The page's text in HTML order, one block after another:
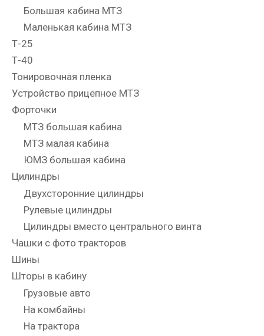
Большая кабина МТЗ
Маленькая кабина МТЗ
Т-25
Т-40
Тонировочная пленка
Устройство прицепное МТЗ
Форточки
МТЗ большая кабина
МТЗ малая кабина
ЮМЗ большая кабина
Цилиндры
Двухсторонние цилиндры
Рулевые цилиндры
Цилиндры вместо центрального винта
Чашки с фото тракторов
Шины
Шторы в кабину
Грузовые авто
На комбайны
На трактора